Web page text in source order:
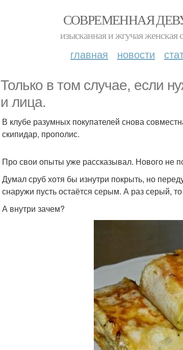
СОВРЕМЕННАЯ
изысканная и жгучая женская
главная новости
Только в том случае, если
и лица.
В клубе разумных покупателей снова
скипидар, прополис.
Про свои опыты уже рассказывал. Нового не
Думал сруб хотя бы изнутри покрыть, но
снаружи пусть остаётся серым. А раз серый,
А внутри зачем?